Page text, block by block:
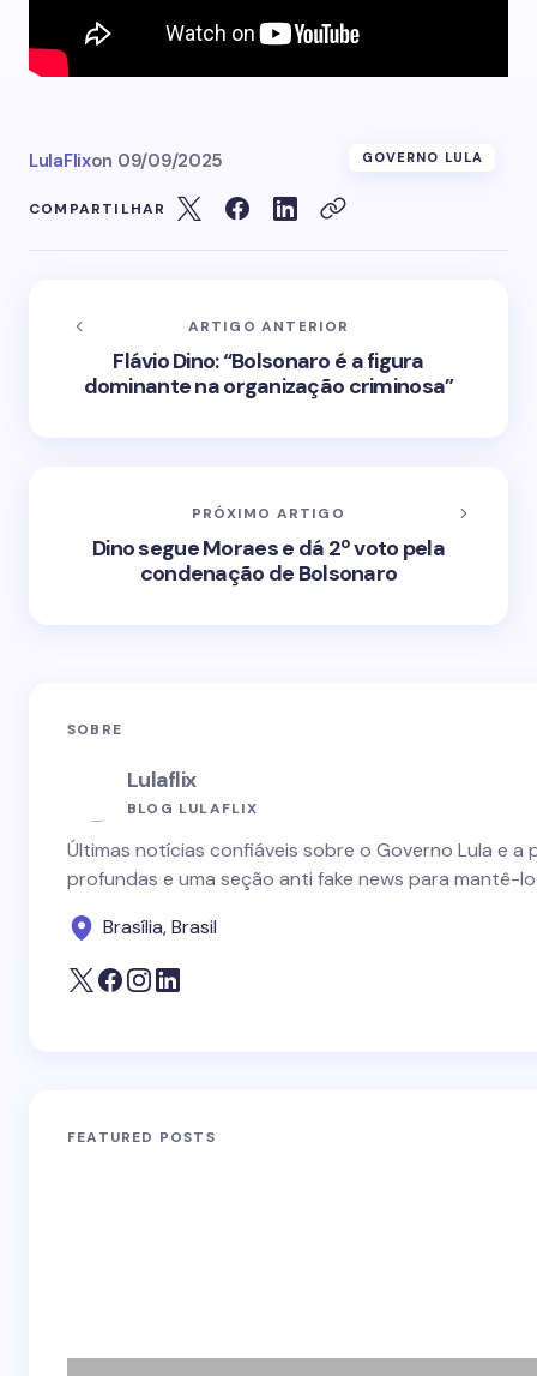
LulaFlixon 09/09/2025 GOVERNO LULA
COMPARTILHAR
ARTIGO ANTERIOR
Flávio Dino: “Bolsonaro é a figura
dominante na organização criminosa”
PRÓXIMO ARTIGO
Dino segue Moraes e dá 2º voto pela
condenação de Bolsonaro
SOBRE
Lulaflix
BLOG LULAFLIX
Últimas notícias confiáveis sobre o Governo Lula e
profundas e uma seção anti fake news para mantê-
Brasília, Brasil
FEATURED POSTS